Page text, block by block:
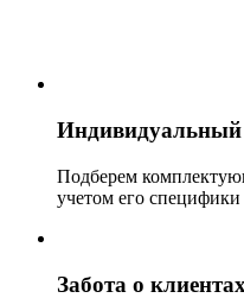
Индивидуальный
Подберем
учетом его специфики
Забота о клиентах